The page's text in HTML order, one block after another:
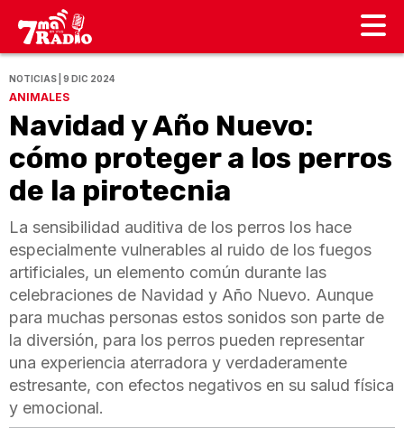
NOTICIAS | 9 DIC 2024
ANIMALES
Navidad y Año Nuevo:
cómo proteger a los perros
de la pirotecnia
La sensibilidad auditiva de los perros los hace
especialmente vulnerables al ruido de los fuegos
artificiales, un elemento común durante las
celebraciones de Navidad y Año Nuevo. Aunque
para muchas personas estos sonidos son parte de
la diversión, para los perros pueden representar
una experiencia aterradora y verdaderamente
estresante, con efectos negativos en su salud física
y emocional.